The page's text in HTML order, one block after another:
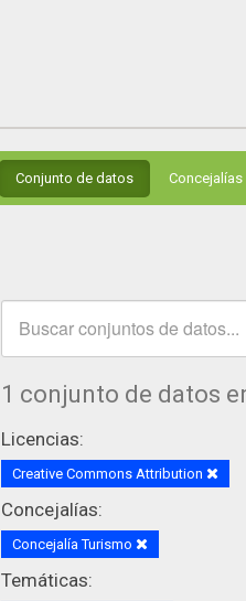
Conjunto de datos Concejalías
1 conjunto de datos
Licencias:
Creative Commons Attribution
Concejalías:
Concejalía Turismo
Temáticas: